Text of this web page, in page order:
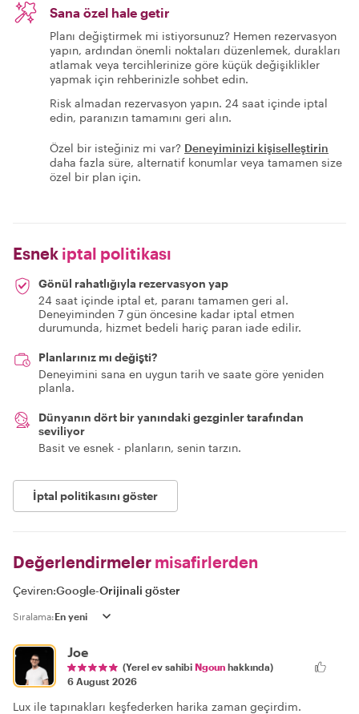
Sana özel hale getir
Planı değiştirmek mi istiyorsunuz? Hemen rezervasyon
yapın, ardından önemli noktaları düzenlemek, durakları
atlamak veya tercihlerinize göre küçük değişiklikler
yapmak için rehberinizle sohbet edin.
Risk almadan rezervasyon yapın. 24 saat içinde iptal
edin, paranızın tamamını geri alın.
Özel bir isteğiniz mi var? Deneyiminizi kişiselleştirin
daha fazla süre, alternatif konumlar veya tamamen size
özel bir plan için.
Esnek iptal politikası
Gönül rahatlığıyla rezervasyon yap
24 saat içinde iptal et, paranı tamamen geri al.
Deneyiminden 7 gün öncesine kadar iptal etmen
durumunda, hizmet bedeli hariç paran iade edilir.
Planlarınız mı değişti?
Deneyimini sana en uygun tarih ve saate göre yeniden
planla.
Dünyanın dört bir yanındaki gezginler tarafından
seviliyor
Basit ve esnek - planların, senin tarzın.
İptal politikasını göster
Değerlendirmeler misafirlerden
Çeviren:Google-Orijinali göster
Sıralama:
Joe
(Yerel ev sahibi Ngoun hakkında)
6 August 2026
Lux ile tapınakları keşfederken harika zaman geçirdim.